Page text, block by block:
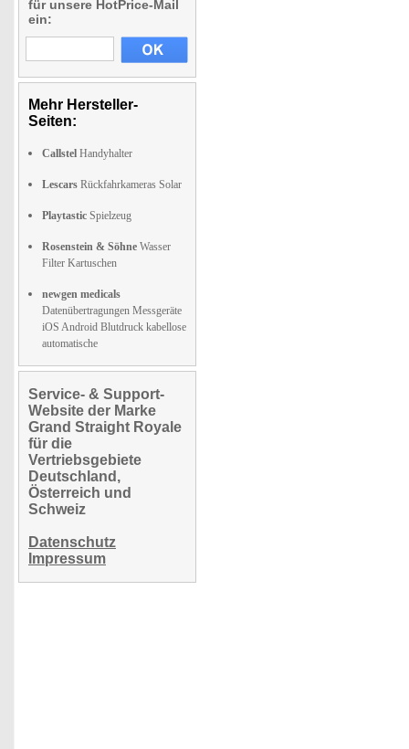
für unsere HotPrice-Mail
ein:
Mehr Hersteller-
Seiten:
Callstel Handyhalter
Lescars Rückfahrkameras Solar
Playtastic Spielzeug
Rosenstein & Söhne Wasser
Filter Kartuschen
newgen medicals
Datenübertragungen Messgeräte
iOS Android Blutdruck kabellose
automatische
Service- & Support-
Website der Marke
Grand Straight Royale
für die
Vertriebsgebiete
Deutschland,
Österreich und
Schweiz
Datenschutz
Impressum